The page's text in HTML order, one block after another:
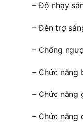
– Độ nhạy
– Đèn trợ
– Chống
– Chức năng
– Chức năng
– Chức năng